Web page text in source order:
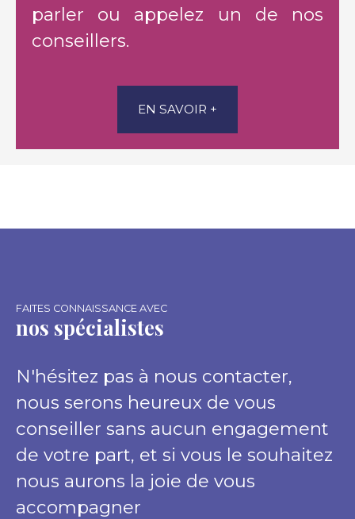
parler ou appelez un de nos
conseillers.
EN SAVOIR +
FAITES CONNAISSANCE AVEC
nos spécialistes
N'hésitez pas à nous contacter,
nous serons heureux de vous
conseiller sans aucun engagement
de votre part, et si vous le souhaitez
nous aurons la joie de vous
accompagner